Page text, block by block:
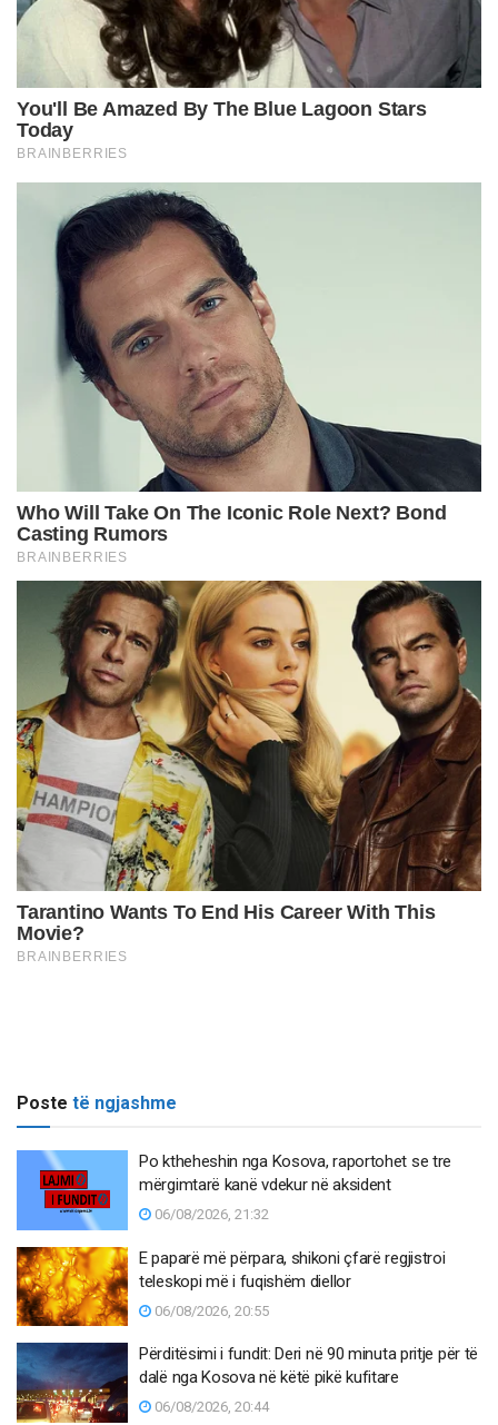
Poste të ngjashme
Po ktheheshin nga Kosova, raportohet se tre
mërgimtarë kanë vdekur në aksident
06/08/2026, 21:32
E paparë më përpara, shikoni çfarë regjistroi
teleskopi më i fuqishëm diellor
06/08/2026, 20:55
Përditësimi i fundit: Deri në 90 minuta pritje për të
dalë nga Kosova në këtë pikë kufitare
06/08/2026, 20:44